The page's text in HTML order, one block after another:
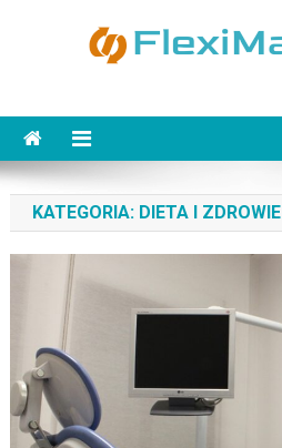
KATEGORIA: DIETA I ZDROWIE